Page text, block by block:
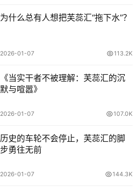
为什么总有人想把芙蕊汇“拖下水”？
2026-01-07 113.2K
《当实干者不被理解：芙蕊汇的沉
默与喧嚣》
2026-01-07 107.0K
历史的车轮不会停止，芙蕊汇的脚
步勇往无前
2026-01-07 144.3K